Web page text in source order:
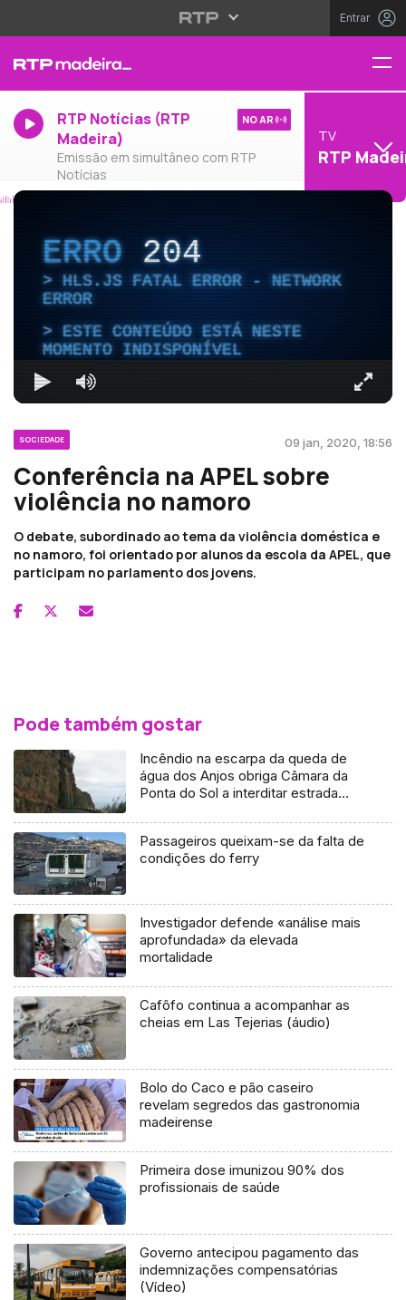
Entrar
RTP Notícias (RTP
Madeira)
Emissão em simultâneo com RTP
Notícias
NO AR
TV
RTP
ERRO204
HLS.JS FATAL ERROR - NETWORK
ERROR
ESTE CONTEÚDO ESTÁ NESTE
MOMENTO INDISPONÍVEL
SOCIEDADE 09 jan, 2020, 18:56
Conferência na APEL sobre
violência no namoro
O debate, subordinado ao tema da violência doméstica e
no namoro, foi orientado por alunos da escola da APEL, que
participam no parlamento dos jovens.
Pode também gostar
Incêndio na escarpa da queda de
água dos Anjos obriga Câmara da
Ponta do Sol a interditar estrada
Passageiros queixam-se da falta de
condições do ferry
Investigador defende «análise mais
aprofundada» da elevada
mortalidade
Cafôfo continua a acompanhar as
cheias em Las Tejerias (áudio)
Bolo do Caco e pão caseiro
revelam segredos das gastronomia
madeirense
Primeira dose imunizou 90% dos
profissionais de saúde
Governo antecipou pagamento das
indemnizações compensatórias
(Vídeo)